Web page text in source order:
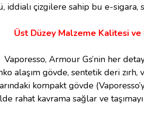
çizgilere sahip bu e-sigara,
Üst Düzey Malzeme Kalitesi ve
Vaporesso, Armour Gs’nin her
alaşım gövde, sentetik deri
kompakt gövde
rahat kavrama sağlar ve